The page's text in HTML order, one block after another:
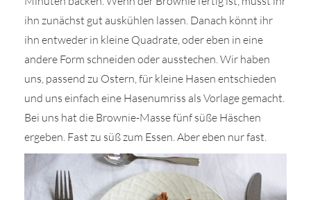
ihn zunächst gut auskühlen lassen. Danach könnt ihr
ihn entweder in kleine Quadrate, oder eben in eine
andere Form schneiden oder ausstechen. Wir haben
uns, passend zu Ostern, für kleine Hasen entschieden
und uns einfach eine Hasenumriss als Vorlage gemacht.
Bei uns hat die Brownie-Masse fünf süße Häschen
ergeben. Fast zu süß zum Essen. Aber eben nur fast.